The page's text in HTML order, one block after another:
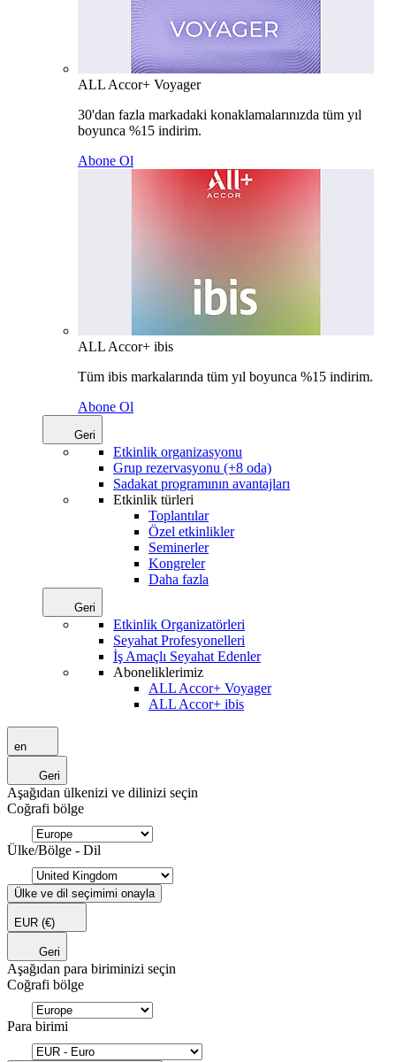
ALL Accor+ Voyager
30'dan fazla markadaki konaklamalarınızda tüm yıl
boyunca %15 indirim.
Abone Ol
ALL Accor+ ibis
Tüm ibis markalarında tüm yıl boyunca %15 indirim.
Abone Ol
Geri
Etkinlik organizasyonu
Grup rezervasyonu (+8 oda)
Sadakat programının avantajları
Etkinlik türleri
Toplantılar
Özel etkinlikler
Seminerler
Kongreler
Daha fazla
Geri
Etkinlik Organizatörleri
Seyahat Profesyonelleri
İş Amaçlı Seyahat Edenler
Aboneliklerimiz
ALL Accor+ Voyager
ALL Accor+ ibis
en
Geri
Aşağıdan ülkenizi ve dilinizi seçin
Coğrafi bölge
Ülke/Bölge - Dil
Ülke ve dil seçimimi onayla
EUR (€)
Geri
Aşağıdan para biriminizi seçin
Coğrafi bölge
Para birimi